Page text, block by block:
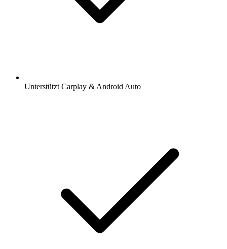
Unterstützt Carplay & Android Auto